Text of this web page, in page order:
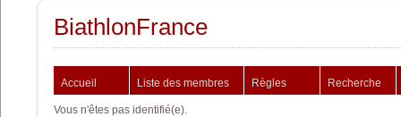
BiathlonFrance
Accueil Liste des membres Règles Recherche
Vous n'êtes pas identifié(e).